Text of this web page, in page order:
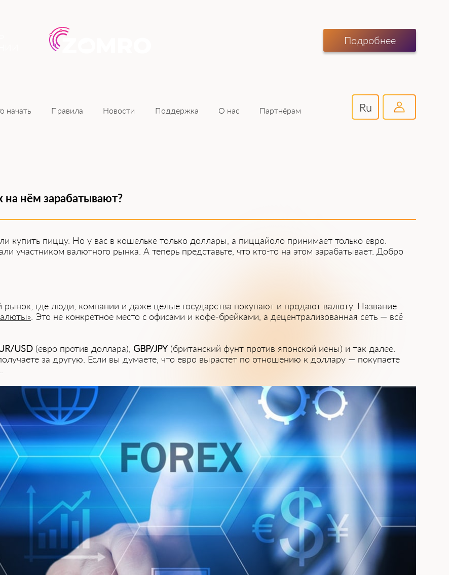
Подробнее
начать Правила Новости Поддержка О нас Партнёрам Ru
на нём зарабатывают?
купить пиццу. Но у вас в кошельке только доллары, а пиццайоло принимает только евро.
участником валютного рынка. А теперь представьте, что кто-то на этом зарабатывает. Добро
где люди, компании и даже целые государства покупают и продают валюту. Название
. Это не конкретное место с офисами и кофе-брейками, а децентрализованная сеть — всё
USD (евро против доллара), GBP/JPY(британский фунт против японской иены) и так далее.
за другую. Если вы думаете, что евро вырастет по отношению к доллару — покупаете